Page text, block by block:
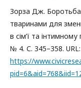
Зорза Дж.
тваринами для
в сім’ї та
№ 4. С. 345–358. URL:
https://